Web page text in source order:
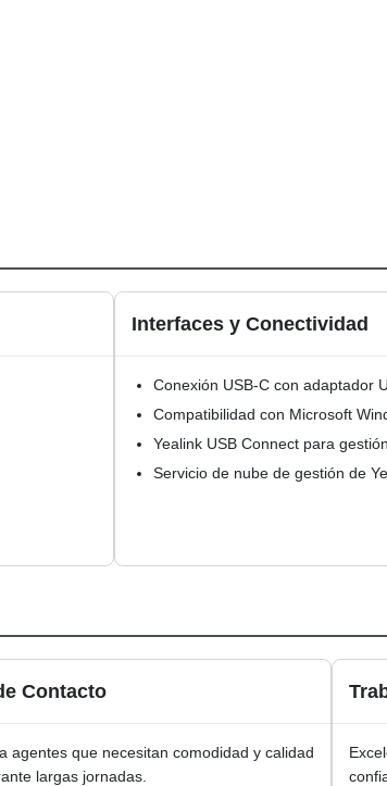
Interfaces y Conectividad
Conexión USB-C con adaptador
Compatibilidad con Microsoft
Yealink USB Connect para
Servicio de nube de gestión de
Contacto
agentes que necesitan comodidad y calidad
largas jornadas.